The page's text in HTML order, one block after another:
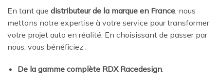
En tant que distributeur de la marque en France , nous
mettons notre expertise à votre service pour transformer
votre projet auto en réalité. En choisissant de passer par
nous, vous bénéficiez :
De la gamme complète RDX Racedesign.